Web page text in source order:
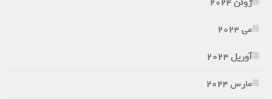
می 2024
آوریل 2024
مارس 2024